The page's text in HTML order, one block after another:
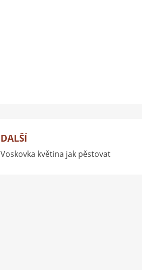
DALŠÍ
Voskovka květina jak pěstovat